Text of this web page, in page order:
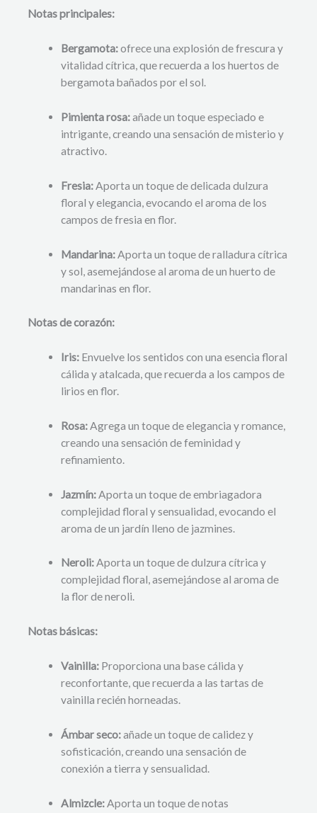
Notas principales:
Bergamota:ofrece una explosión de frescura y
vitalidad cítrica, que recuerda a los huertos de
bergamota bañados por el sol.
Pimienta rosa:añade un toque especiado e
intrigante, creando una sensación de misterio y
atractivo.
Fresia:Aporta un toque de delicada dulzura
floral y elegancia, evocando el aroma de los
campos de fresia en flor.
Mandarina: Aporta un toque de ralladura cítrica
y sol, asemejándose al aroma de un huerto de
mandarinas en flor.
Notas de corazón:
Iris: Envuelve los sentidos con una esencia floral
cálida y atalcada, que recuerda a los campos de
lirios en flor.
Rosa:Agrega un toque de elegancia y romance,
creando una sensación de feminidad y
refinamiento.
Jazmín:Aporta un toque de embriagadora
complejidad floral y sensualidad, evocando el
aroma de un jardín lleno de jazmines.
Neroli:Aporta un toque de dulzura cítrica y
complejidad floral, asemejándose al aroma de
la flor de neroli.
Notas básicas:
Vainilla: Proporciona una base cálida y
reconfortante, que recuerda a las tartas de
vainilla recién horneadas.
Ámbar seco:añade un toque de calidez y
sofisticación, creando una sensación de
conexión a tierra y sensualidad.
Almizcle:Aporta un toque de notas